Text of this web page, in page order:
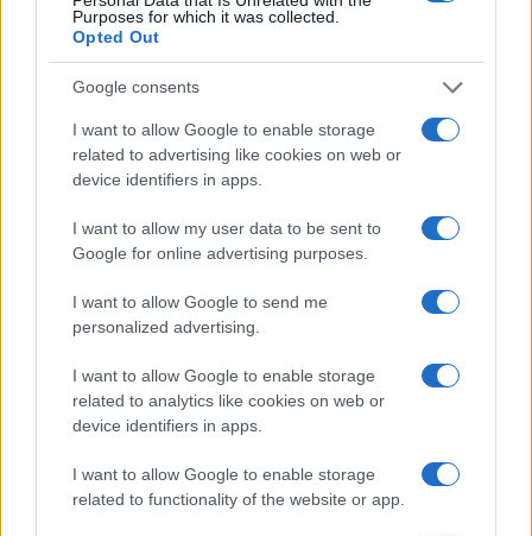
Purposes for which it was collected.
Opted Out
Google consents
I want to allow Google to enable storage
related to advertising like cookies on web or
device identifiers in apps.
I want to allow my user data to be sent to
Google for online advertising purposes.
I want to allow Google to send me
personalized advertising.
I want to allow Google to enable storage
related to analytics like cookies on web or
device identifiers in apps.
I want to allow Google to enable storage
related to functionality of the website or app.
Violentata nel bagno di una
discoteca in centro a Milano: “Era
ubriaco, mi ha sbattuto al muro”
24 Giugno 2026, 19:43